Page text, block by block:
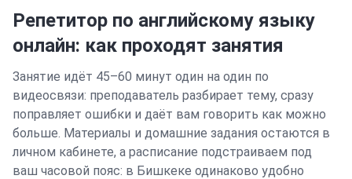
Репетитор по английскому языку
онлайн: как проходят занятия
Занятие идёт 45–60 минут один на один по
видеосвязи: преподаватель разбирает тему, сразу
поправляет ошибки и даёт вам говорить как можно
больше. Материалы и домашние задания остаются в
личном кабинете, а расписание подстраиваем под
ваш часовой пояс: в Бишкеке одинаково удобно